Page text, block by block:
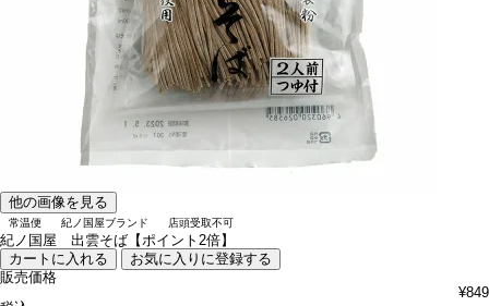
他の画像を見る
常温便 紀ノ国屋ブランド 店頭受取不可
紀ノ国屋 出雲そば【ポイント2倍】
カートに入れる
お気に入りに登録する
販売価格
¥849